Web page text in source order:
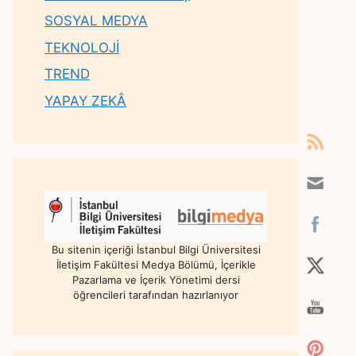
SOSYAL MEDYA
TEKNOLOJİ
TREND
YAPAY ZEKÂ
Bu sitenin içeriği İstanbul Bilgi Üniversitesi
İletişim Fakültesi Medya Bölümü, İçerikle
Pazarlama ve İçerik Yönetimi dersi
öğrencileri tarafından hazırlanıyor